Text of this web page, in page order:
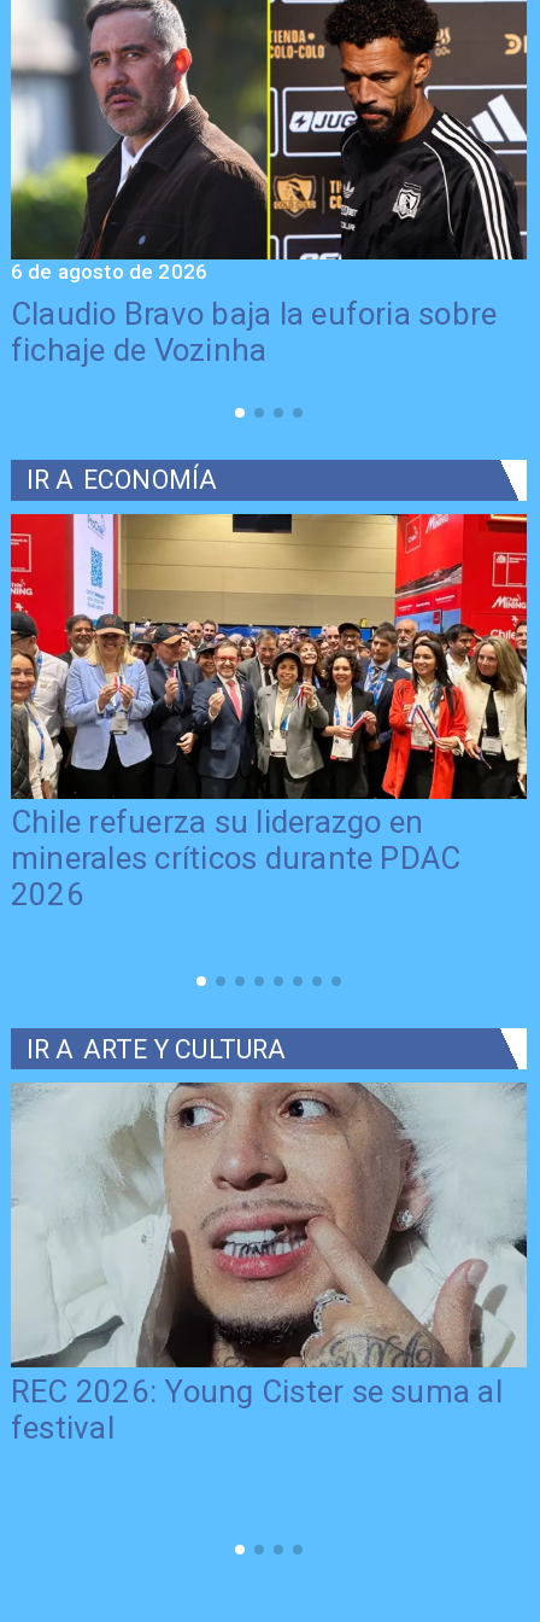
Claudio Bravo baja la euforia sobre
fichaje de Vozinha
6 de agosto de 2026
IR A ECONOMÍA
Chile refuerza su liderazgo en
minerales críticos durante PDAC
2026
IR A ARTE Y CULTURA
REC 2026: Young Cister se suma al
festival